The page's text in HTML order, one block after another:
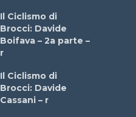
Il Ciclismo di
Brocci: Davide
Boifava – 2a parte –
r
Il Ciclismo di
Brocci: Davide
Cassani – r